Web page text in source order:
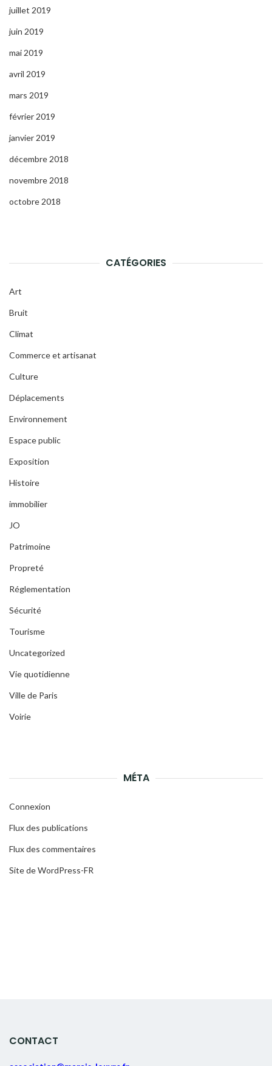
juillet 2019
juin 2019
mai 2019
avril 2019
mars 2019
février 2019
janvier 2019
décembre 2018
novembre 2018
octobre 2018
CATÉGORIES
Art
Bruit
Climat
Commerce et artisanat
Culture
Déplacements
Environnement
Espace public
Exposition
Histoire
immobilier
JO
Patrimoine
Propreté
Réglementation
Sécurité
Tourisme
Uncategorized
Vie quotidienne
Ville de Paris
Voirie
MÉTA
Connexion
Flux des publications
Flux des commentaires
Site de WordPress-FR
CONTACT